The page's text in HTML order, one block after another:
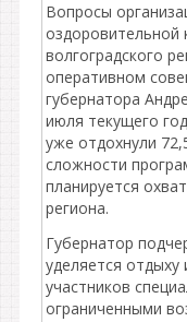
Вопросы
оздоровительной
волгоградского
оперативном
губернатора
июля текущего
уже отдохнули
сложности
планируется
региона.
Губернатор
уделяется
участников
ограниченными